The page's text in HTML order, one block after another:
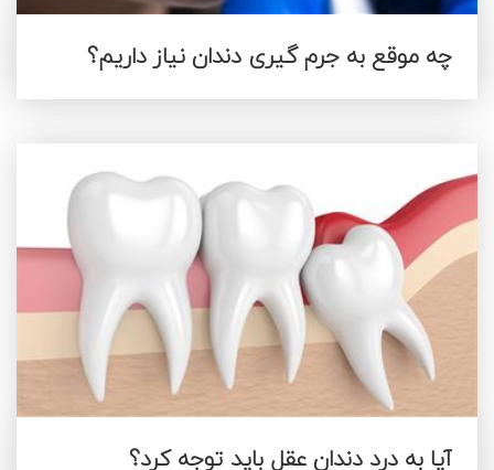
چه موقع به جرم گیری دندان نیاز داریم؟
آیا به درد دندان عقل باید توجه کرد؟